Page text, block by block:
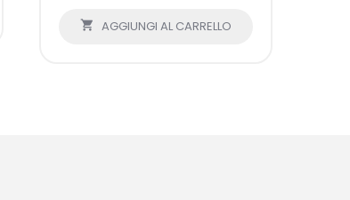
 AGGIUNGI AL CARRELLO